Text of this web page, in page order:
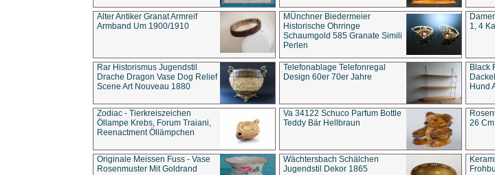
Alter Antiker Granat Armreif
Armband Um 1900/1910
MÜnchner Biedermeier
Historische Ohrringe
Schaumgold 585 Granate Simili
Perlen
1, 4
Rar Historismus Jugendstil
Drache Dragon Vase Dog Relief
Scene Art Nouveau 1880
Telefonablage Telefonregal
Design 60er 70er Jahre
Black
Hund
Zodiac - Tierkreiszeichen
Öllampe Krebs, Forum Traiani,
Reenactment Öllämpchen
Va 34122 Schuco Parfum Bottle
Teddy Bär Hellbraun
26 Cm
Originale Meissen Fuss - Vase
Rosenmuster Mit Goldrand
Wächtersbach Schälchen
Jugendstil Dekor 1865